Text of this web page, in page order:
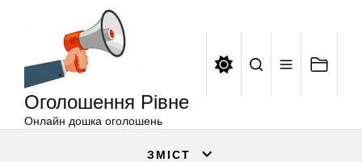
Оголошення Рівне
Онлайн дошка оголошень
ЗМІСТ